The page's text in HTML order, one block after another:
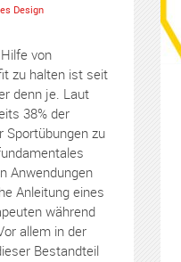
Design
von
zu halten ist seit
denn je. Laut
38% der
Sportübungen zu
Anwendungen
Anleitung eines
während
allem in der
Bestandteil